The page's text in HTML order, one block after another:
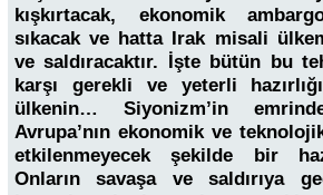
kışkırtacak, ekonomik
sıkacak ve hatta Irak misali
ve saldıracaktır. İşte bütün bu
karşı gerekli ve yeterli
ülkenin… Siyonizm’in
Avrupa’nın ekonomik ve
etkilenmeyecek şekilde bir
Onların savaşa ve saldırıya